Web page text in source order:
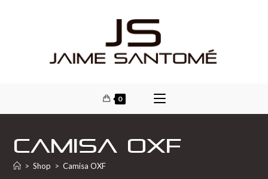
0
Camisa OXF
> Shop > Camisa OXF